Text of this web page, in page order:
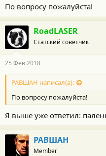
По вопросу пожалуйста!
RoadLASER
Статский советчик
25 Фев 2018
РАВШАН написал(а):
По вопросу пожалуйста!
Я выше уже ответил:
РАВШАН
Member